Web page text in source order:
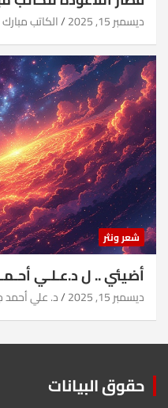
ديسمبر 15, 2025 الكاتب
شعر ونثر
أضيئي .. ل د.عـلـي
ديسمبر 15, 2025 د. علي أحمد
حقوق البيانات